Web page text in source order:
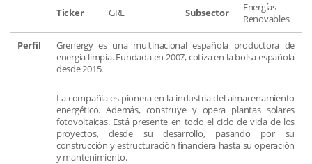
Ticker GRE Subsector
Energías
Renovables
Perfil
Grenergy es una multinacional española productora de
energía limpia. Fundada en 2007, cotiza en la bolsa española
desde 2015.
La compañía es pionera en la industria del almacenamiento
energético. Además, construye y opera plantas solares
fotovoltaicas. Está presente en todo el ciclo de vida de los
proyectos, desde su desarrollo, pasando por su
construcción y estructuración financiera hasta su operación
y mantenimiento.